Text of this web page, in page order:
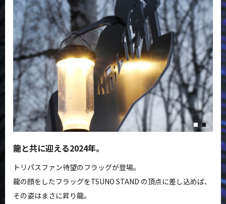
龍と共に迎える2024年。
トリパスファン待望のフラッグが登場。
龍の顔をしたフラッグをTSUNO STAND の頂点に差し込めば、
その姿はまさに昇り龍。